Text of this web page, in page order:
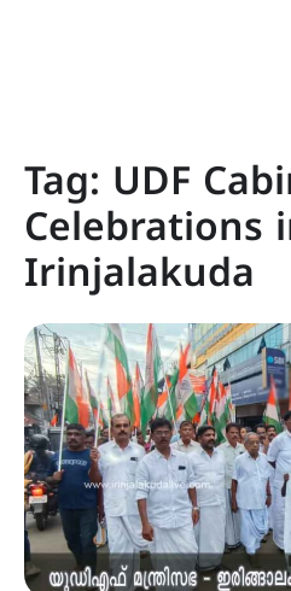
Tag: UDF
Celebrations
Irinjalakuda